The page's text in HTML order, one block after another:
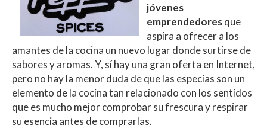
jóvenes
emprendedoresque
aspira a ofrecer a los
amantes de la cocina un nuevo lugar donde surtirse de
sabores y aromas. Y, sí hay una gran oferta en Internet,
pero no hay la menor duda de que las especias son un
elemento de la cocina tan relacionado con los sentidos
que es mucho mejor comprobar su frescura y respirar
su esencia antes de comprarlas.